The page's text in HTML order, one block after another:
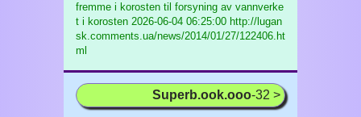
fremme i korosten til forsyning av vannverke
t i korosten 2026-06-04 06:25:00 http://lugan
sk.comments.ua/news/2014/01/27/122406.ht
ml
Superb.ook.ooo-32 >